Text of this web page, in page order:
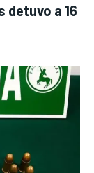
detuvo a 16